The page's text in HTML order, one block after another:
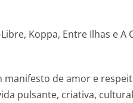
Koppa, Entre Ilhas e A
manifesto de amor e
pulsante, criativa,